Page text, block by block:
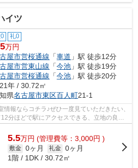
イツ
礼0
万円
屋市営桜通線 「車道 」駅 徒歩12分
屋市営東山線 「今池 」駅 徒歩19分
屋市営桜通線 「今池 」駅 徒歩20分
年 / 30.72㎡
県名古屋市東区百人町21-1
報ならコチラ♪ぜひ一度見ていただきたい、
分ほどで駅にアクセスできる、立地の良さ
ートで...
5.5万円 (管理費等：3,000円 )
敷金 0ヶ月 礼金 0ヶ月
1階 / 1DK / 30.72㎡